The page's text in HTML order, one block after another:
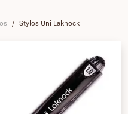
/ Stylos Uni Laknock